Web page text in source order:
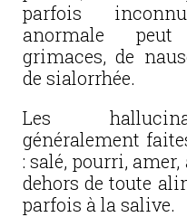
parfois
anormale peut
grimaces, de
de sialorrhée.
Les
généralement
: salé, pourri,
dehors de toute
parfois à la salive.